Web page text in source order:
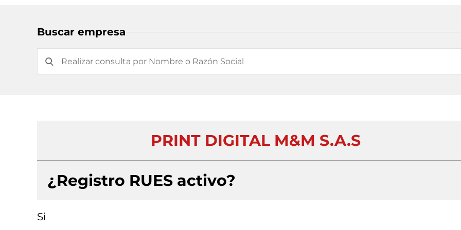
Buscar empresa
PRINT DIGITAL M&M S.A.S
¿Registro RUES activo?
Si